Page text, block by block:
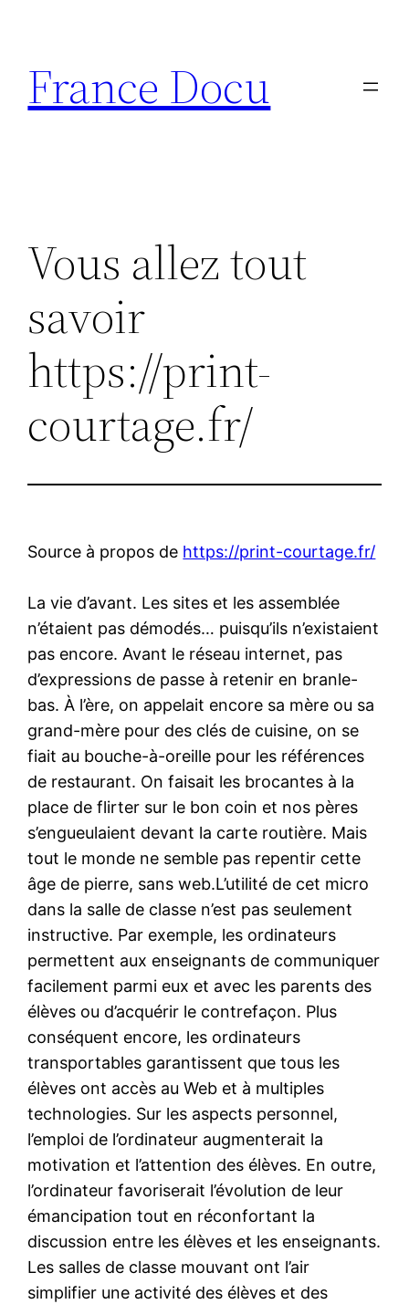
contenu
France Docu
Vous allez tout
savoir
https://print-
courtage.fr/
Source à propos de https://print-courtage.fr/
La vie d’avant. Les sites et les assemblée
n’étaient pas démodés… puisqu’ils n’existaient
pas encore. Avant le réseau internet, pas
d’expressions de passe à retenir en branle-
bas. À l’ère, on appelait encore sa mère ou sa
grand-mère pour des clés de cuisine, on se
fiait au bouche-à-oreille pour les références
de restaurant. On faisait les brocantes à la
place de flirter sur le bon coin et nos pères
s’engueulaient devant la carte routière. Mais
tout le monde ne semble pas repentir cette
âge de pierre, sans web.L’utilité de cet micro
dans la salle de classe n’est pas seulement
instructive. Par exemple, les ordinateurs
permettent aux enseignants de communiquer
facilement parmi eux et avec les parents des
élèves ou d’acquérir le contrefaçon. Plus
conséquent encore, les ordinateurs
transportables garantissent que tous les
élèves ont accès au Web et à multiples
technologies. Sur les aspects personnel,
l’emploi de l’ordinateur augmenterait la
motivation et l’attention des élèves. En outre,
l’ordinateur favoriserait l’évolution de leur
émancipation tout en réconfortant la
discussion entre les élèves et les enseignants.
Les salles de classe mouvant ont l’air
simplifier une activité des élèves et des